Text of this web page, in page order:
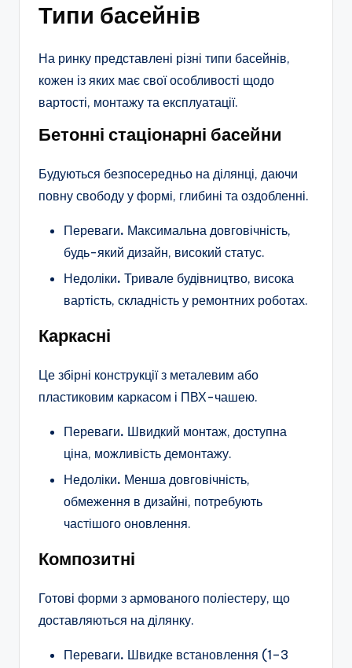
Типи басейнів
На ринку представлені різні типи басейнів,
кожен із яких має свої особливості щодо
вартості, монтажу та експлуатації.
Бетонні стаціонарні басейни
Будуються безпосередньо на ділянці, даючи
повну свободу у формі, глибині та оздобленні.
Переваги. Максимальна довговічність,
будь-який дизайн, високий статус.
Недоліки. Тривале будівництво, висока
вартість, складність у ремонтних роботах.
Каркасні
Це збірні конструкції з металевим або
пластиковим каркасом і ПВХ-чашею.
Переваги. Швидкий монтаж, доступна
ціна, можливість демонтажу.
Недоліки. Менша довговічність,
обмеження в дизайні, потребують
частішого оновлення.
Композитні
Готові форми з армованого поліестеру, що
доставляються на ділянку.
Переваги. Швидке встановлення (1–3